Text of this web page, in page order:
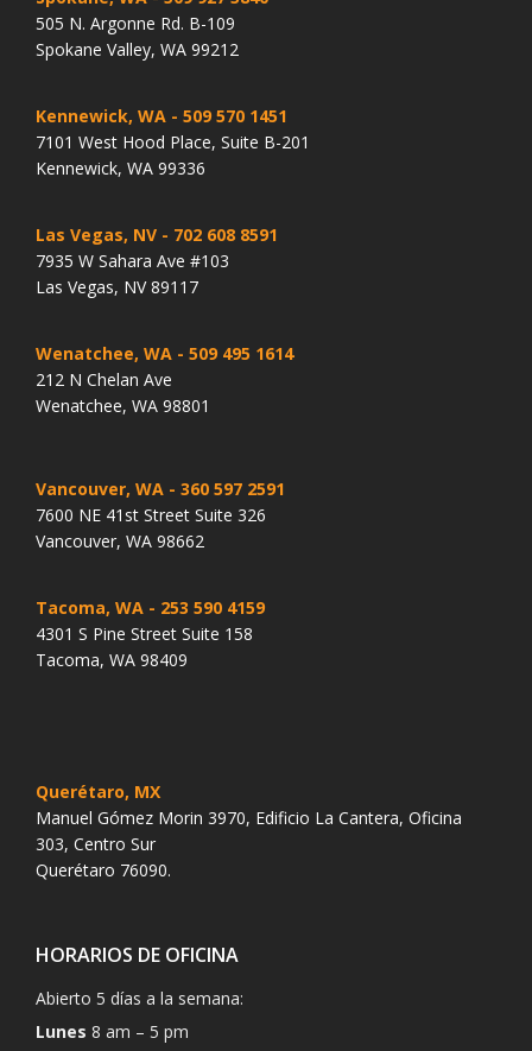
505 N. Argonne Rd. B-109
Spokane Valley, WA 99212
Kennewick, WA - 509 570 1451
7101 West Hood Place, Suite B-201
Kennewick, WA 99336
Las Vegas, NV - 702 608 8591
7935 W Sahara Ave #103
Las Vegas, NV 89117
Wenatchee, WA - 509 495 1614
212 N Chelan Ave
Wenatchee, WA 98801
Vancouver, WA - 360 597 2591
7600 NE 41st Street Suite 326
Vancouver, WA 98662
Tacoma, WA - 253 590 4159
4301 S Pine Street Suite 158
Tacoma, WA 98409
Querétaro, MX
Manuel Gómez Morin 3970, Edificio La Cantera, Oficina
303, Centro Sur
Querétaro 76090.
HORARIOS DE OFICINA
Abierto 5 días a la semana:
Lunes 8 am – 5 pm